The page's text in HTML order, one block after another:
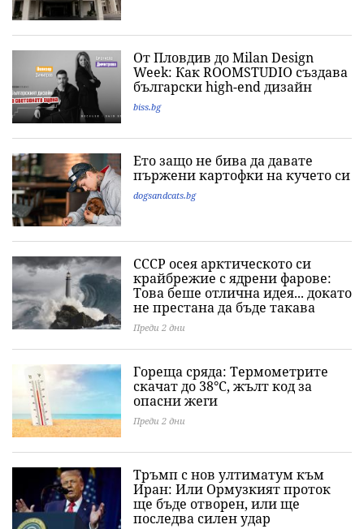
От Пловдив до Milan Design
Week: Как ROOMSTUDIO създава
български high-end дизайн
biss.bg
Ето защо не бива да давате
пържени картофки на кучето си
dogsandcats.bg
СССР осея арктическото си
крайбрежие с ядрени фарове:
Това беше отлична идея... докато
не престана да бъде такава
Преди 2 дни
Гореща сряда: Термометрите
скачат до 38°C, жълт код за
опасни жеги
Преди 2 дни
Тръмп с нов ултиматум към
Иран: Или Ормузкият проток
ще бъде отворен, или ще
последва силен удар